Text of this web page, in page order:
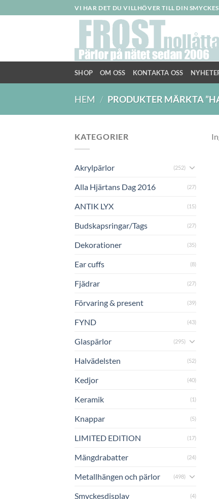
to
VI HAR DET DU VILLHÖVER TILL DIN
SHOP OM OSS KONTAKTA OSS
HEM / PRODUKTER MÄRKTA
KATEGORIER
Akrylpärlor (252)
Alla Hjärtans Dag 2016 (27)
ANTIK LYX (15)
Budskapsringar/Tags (27)
Dekorationer (35)
Ear cuffs (8)
Fjädrar (27)
Förvaring & present (39)
FYND (43)
Glaspärlor (295)
Halvädelsten (52)
Kedjor (40)
Keramik (1)
Knappar (5)
LIMITED EDITION (17)
Mängdrabatter (24)
Metallhängen och pärlor (498)
Smyckesdisplay (4)